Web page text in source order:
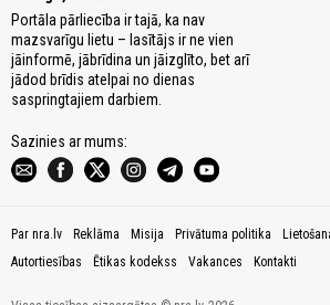
Portāla pārliecība ir tajā, ka nav
mazsvarīgu lietu – lasītājs ir ne vien
jāinformē, jābrīdina un jāizglīto, bet arī
jādod brīdis atelpai no dienas
saspringtajiem darbiem.
Sazinies ar mums:
Par nra.lv Reklāma Misija Privātuma politika
Autortiesības
Ētikas kodekss Vakances Kontakti